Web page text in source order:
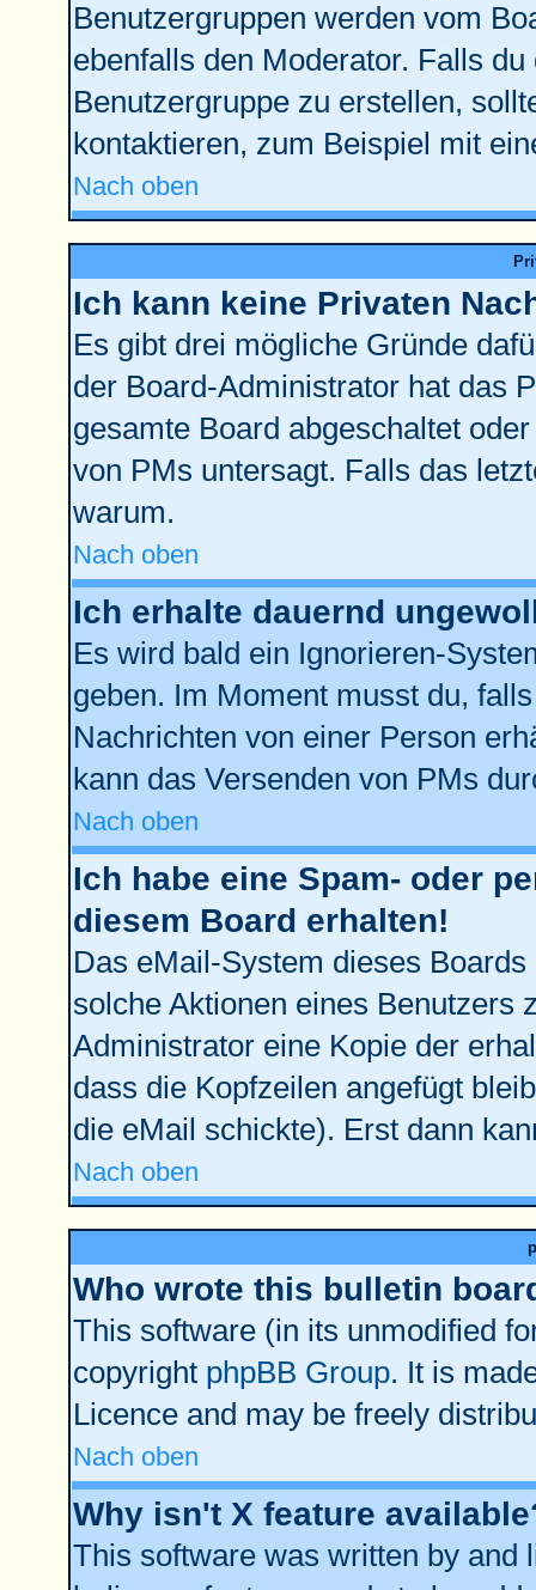
Benutzergruppen werden vom
ebenfalls den Moderator. Falls
Benutzergruppe zu erstellen,
kontaktieren, zum Beispiel mit
Nach oben
Ich kann keine Privaten
Es gibt drei mögliche Gründe
der Board-Administrator hat das
gesamte Board abgeschaltet
von PMs untersagt. Falls das
warum.
Nach oben
Ich erhalte dauernd
Es wird bald ein Ignorieren-
geben. Im Moment musst du,
Nachrichten von einer Person
kann das Versenden von PMs
Nach oben
Ich habe eine Spam- oder
diesem Board erhalten!
Das eMail-System dieses
solche Aktionen eines Benutzers
Administrator eine Kopie der
dass die Kopfzeilen angefügt
die eMail schickte). Erst dann
Nach oben
Who wrote this bulletin
This software (in its unmodified
copyright phpBB Group. It is
Licence and may be freely
Nach oben
Why isn't X feature
This software was written by and